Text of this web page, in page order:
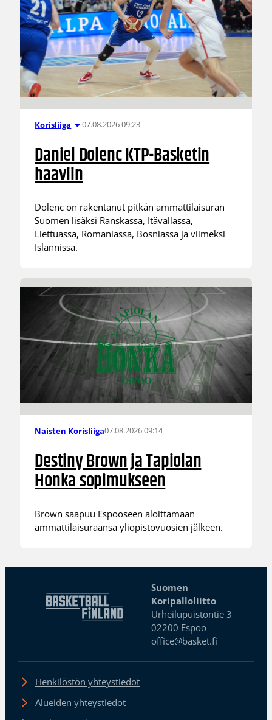
Korisliiga 07.08.2026 09:23
Daniel Dolenc KTP-Basketin
haaviin
Dolenc on rakentanut pitkän ammattilaisuran
Suomen lisäksi Ranskassa, Itävallassa,
Liettuassa, Romaniassa, Bosniassa ja viimeksi
Islannissa.
Naisten Korisliiga07.08.2026 09:14
Destiny Brown ja Tapiolan
Honka sopimukseen
Brown saapuu Espooseen aloittamaan
ammattilaisuraansa yliopistovuosien jälkeen.
Suomen
Koripalloliitto
Urheilupuistontie 3
02200 Espoo
office@basket.fi
Henkilöstön yhteystiedot
Alueiden yhteystiedot